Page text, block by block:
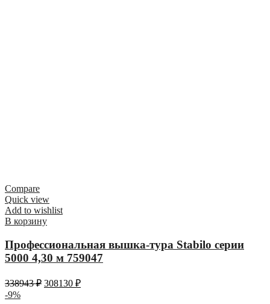
Compare
Quick view
Add to wishlist
В корзину
Профессиональная вышка-тура Stabilo серии
5000 4,30 м 759047
338943₽ 308130 ₽
-9%